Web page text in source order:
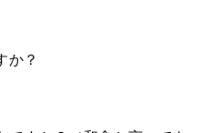
か？